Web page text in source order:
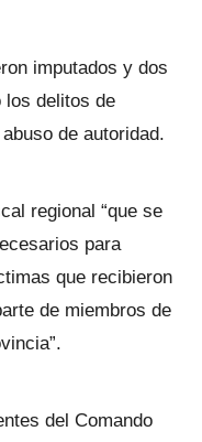
imputados y dos
los delitos de
de autoridad.
regional “que se
para
que recibieron
de miembros de
del Comando